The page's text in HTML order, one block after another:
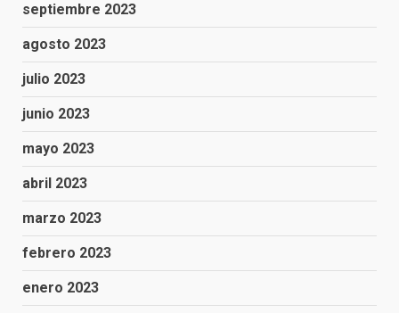
septiembre 2023
agosto 2023
julio 2023
junio 2023
mayo 2023
abril 2023
marzo 2023
febrero 2023
enero 2023